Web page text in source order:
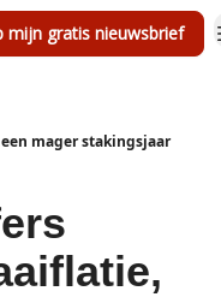
mijn gratis nieuwsbrief
mager stakingsjaar